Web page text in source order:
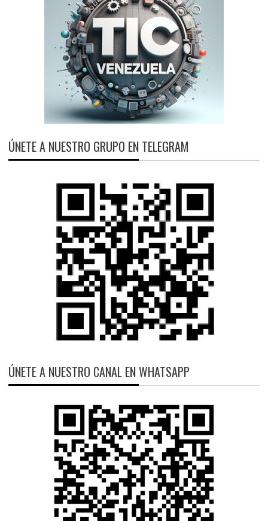
ÚNETE A NUESTRO GRUPO EN TELEGRAM
ÚNETE A NUESTRO CANAL EN WHATSAPP